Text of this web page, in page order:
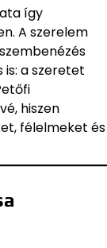
így
A szerelem
is: a szeretet
hiszen
félelmeket és